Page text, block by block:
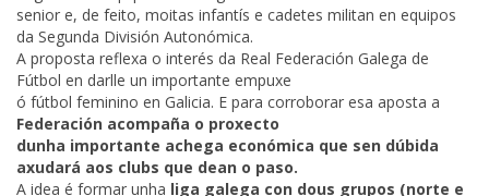
senior e, de feito, moitas infantís e cadetes militan en equipos
da Segunda División Autonómica.
A proposta reflexa o interés da Real Federación Galega de
Fútbol en darlle un importante empuxe
ó fútbol feminino en Galicia. E para corroborar esa aposta a
Federación acompaña o proxecto
dunha importante achega económica que sen dúbida
axudará aos clubs que dean o paso.
A idea é formar unha liga galega con dous grupos (norte e